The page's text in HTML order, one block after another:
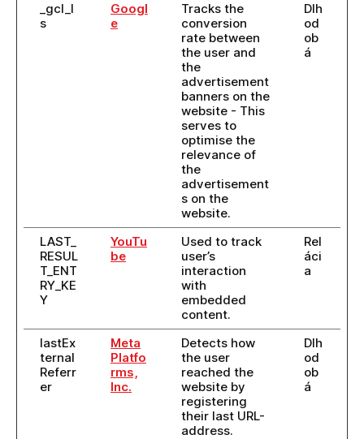
_gcl_l
s
Googl
e
Tracks the
conversion
rate between
the user and
the
advertisement
banners on the
website - This
serves to
optimise the
relevance of
the
advertisement
s on the
website.
Dlh
od
ob
á
LAST_
RESUL
T_ENT
RY_KE
Y
YouTu
be
Used to track
user’s
interaction
with
embedded
content.
Rel
áci
a
lastEx
ternal
Referr
er
Meta
Platfo
rms,
Inc.
Detects how
the user
reached the
website by
registering
their last URL-
address.
Dlh
od
ob
á